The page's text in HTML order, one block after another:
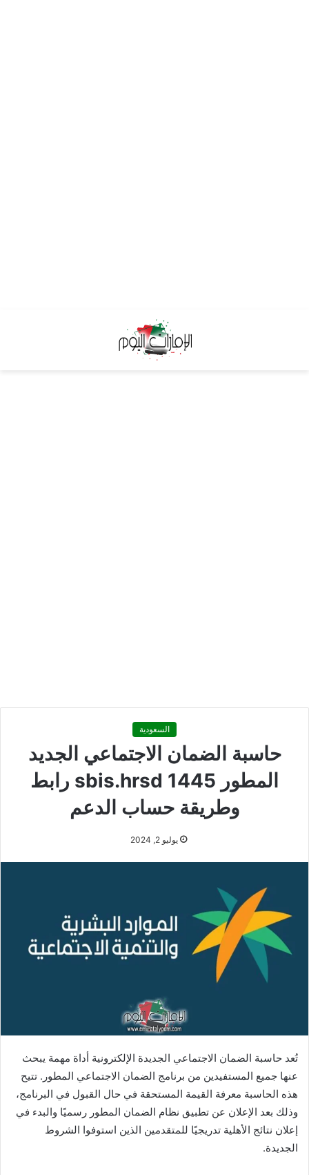
السعودية
حاسبة الضمان الاجتماعي الجديد
المطور sbis.hrsd 1445 رابط
وطريقة حساب الدعم
يوليو 2, 2024
تُعد حاسبة الضمان الاجتماعي الجديدة الإلكترونية أداة مهمة يبحث
عنها جميع المستفيدين من برنامج الضمان الاجتماعي المطور. تتيح
هذه الحاسبة معرفة القيمة المستحقة في حال القبول في البرنامج،
وذلك بعد الإعلان عن تطبيق نظام الضمان المطور رسميًا والبدء في
إعلان نتائج الأهلية تدريجيًا للمتقدمين الذين استوفوا الشروط
الجديدة.